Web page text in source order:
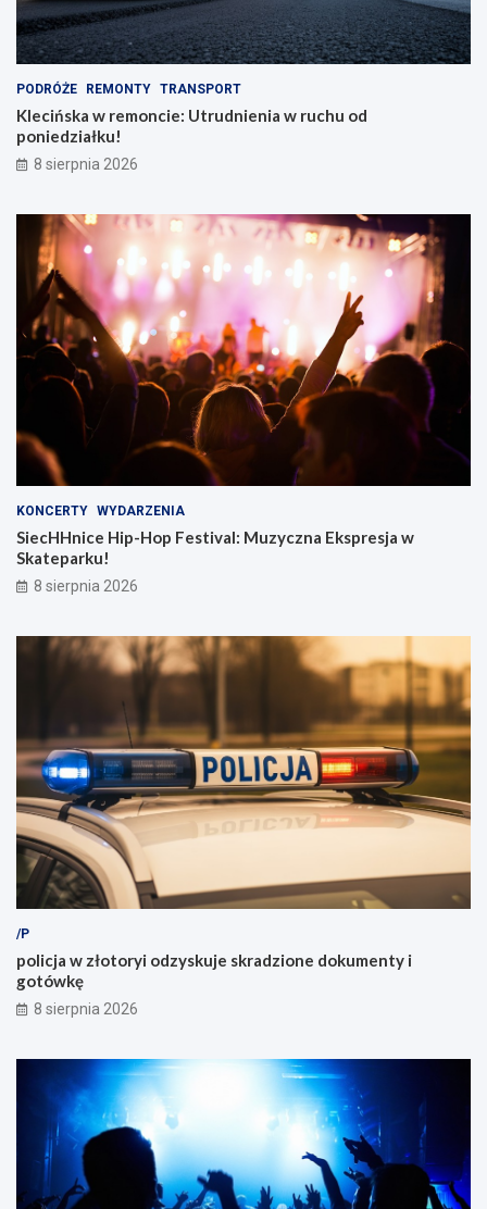
e
m
PODRÓŻE REMONTY TRANSPORT
Klecińska w remoncie: Utrudnienia w ruchu od
poniedziałku!
8 sierpnia 2026
KONCERTY WYDARZENIA
SiecHHnice Hip-Hop Festival: Muzyczna Ekspresja w
Skateparku!
8 sierpnia 2026
/P
policja w złotoryi odzyskuje skradzione dokumenty i
gotówkę
8 sierpnia 2026